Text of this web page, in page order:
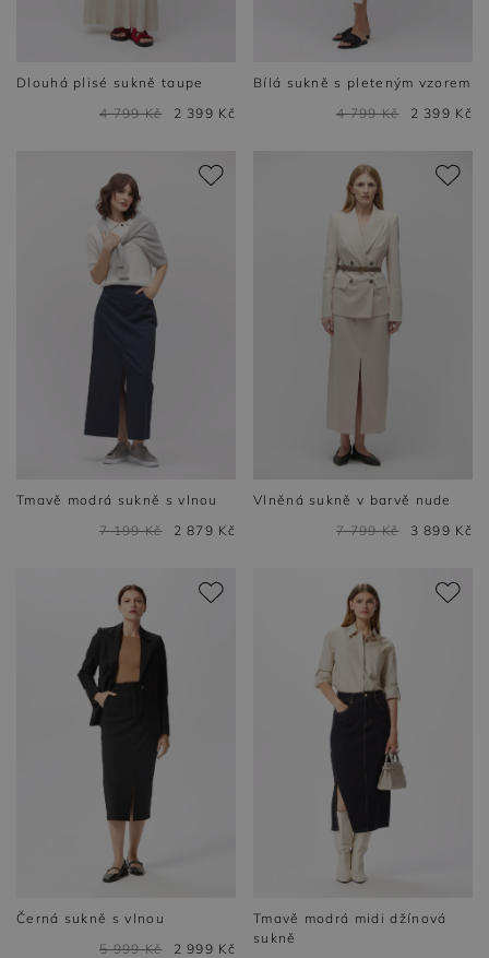
Dlouhá plisé sukně taupe
4 799 Kč
2 399 Kč
Bílá sukně s pleteným vzorem
4 799 Kč
2 399 Kč
Tmavě modrá sukně s vlnou
7 199 Kč
2 879 Kč
Vlněná sukně v barvě nude
7 799 Kč
3 899 Kč
Černá sukně s vlnou
5 999 Kč
2 999 Kč
Tmavě modrá midi džínová
sukně